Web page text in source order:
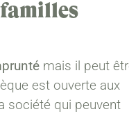
mais il peut
est ouverte aux
société qui peuvent